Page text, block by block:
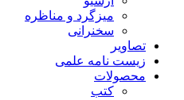
میزگرد و مناظره
سخنرانی
تصاویر
زیست نامه علمی
محصولات
کتب